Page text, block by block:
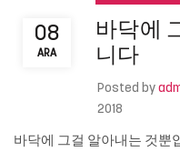
08
ARA
바닥에
니다
Posted by
2018
바닥에 그걸 알아내는 것뿐